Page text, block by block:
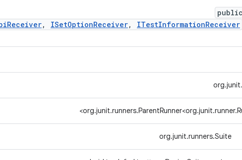
, ISetOptionReceiver, ITestInformationReceiver
org.junit.runners.Suite